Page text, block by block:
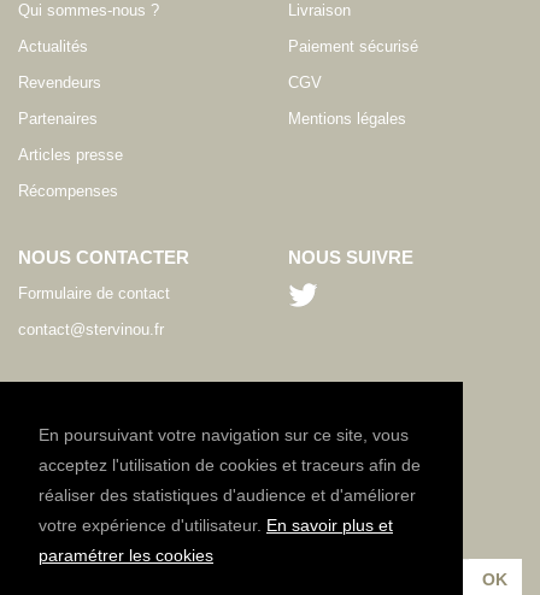
En poursuivant votre navigation sur ce site, vous
acceptez l'utilisation de cookies et traceurs afin de
réaliser des statistiques d'audience et d'améliorer
votre expérience d'utilisateur. En savoir plus et
paramétrer les cookies
Qui sommes-nous ?
Actualités
Revendeurs
Partenaires
Articles presse
Récompenses
Livraison
Paiement sécurisé
CGV
Mentions légales
NOUS CONTACTER
Formulaire de contact
contact@stervinou.fr
FR
NOUS SUIVRE
NEWSLETTER
Inscrivez-vous à notre lettre d'information :